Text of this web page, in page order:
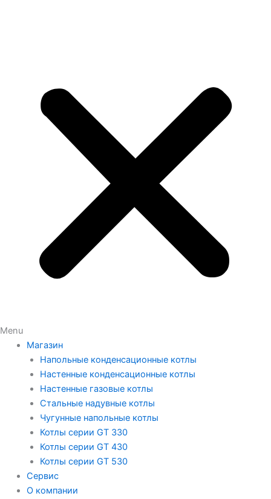
Menu
Магазин
Напольные конденсационные котлы
Настенные конденсационные котлы
Настенные газовые котлы
Стальные надувные котлы
Чугунные напольные котлы
Котлы серии GT 330
Котлы серии GT 430
Котлы серии GT 530
Сервис
О компании